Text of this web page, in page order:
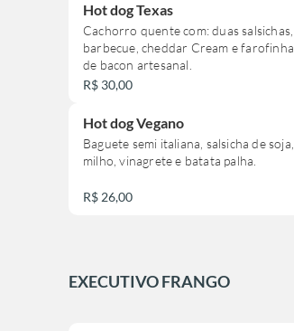
Hot dog Texas
Cachorro quente com: duas salsichas,
barbecue, cheddar Cream e farofinha
de bacon artesanal.
R$ 30,00
Hot dog Vegano
Baguete semi italiana, salsicha de soja,
milho, vinagrete e batata palha.
R$ 26,00
EXECUTIVO FRANGO